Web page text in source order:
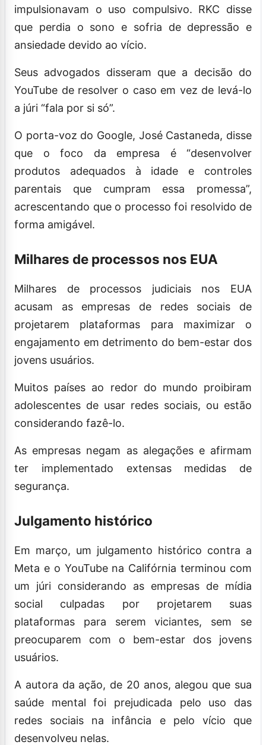
impulsionavam o uso compulsivo. RKC disse
que perdia o sono e sofria de depressão e
ansiedade devido ao vício.
Seus advogados disseram que a decisão do
YouTube de resolver o caso em vez de levá-lo
a júri “fala por si só”.
O porta-voz do Google, José Castaneda, disse
que o foco da empresa é “desenvolver
produtos adequados à idade e controles
parentais que cumpram essa promessa”,
acrescentando que o processo foi resolvido de
forma amigável.
Milhares de processos nos EUA
Milhares de processos judiciais nos EUA
acusam as empresas de redes sociais de
projetarem plataformas para maximizar o
engajamento em detrimento do bem-estar dos
jovens usuários.
Muitos países ao redor do mundo proibiram
adolescentes de usar redes sociais, ou estão
considerando fazê-lo.
As empresas negam as alegações e afirmam
ter implementado extensas medidas de
segurança.
Julgamento histórico
Em março, um julgamento histórico contra a
Meta e o YouTube na Califórnia terminou com
um júri considerando as empresas de mídia
social culpadas por projetarem suas
plataformas para serem viciantes, sem se
preocuparem com o bem-estar dos jovens
usuários.
A autora da ação, de 20 anos, alegou que sua
saúde mental foi prejudicada pelo uso das
redes sociais na infância e pelo vício que
desenvolveu nelas.